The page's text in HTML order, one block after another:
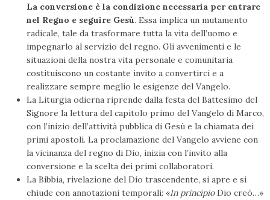
La conversione è la condizione necessaria per entrare
nel Regno e seguire Gesù. Essa implica un mutamento
radicale, tale da trasformare tutta la vita dell’uomo e
impegnarlo al servizio del regno. Gli avvenimenti e le
situazioni della nostra vita personale e comunitaria
costituiscono un costante invito a convertirci e a
realizzare sempre meglio le esigenze del Vangelo.
La Liturgia odierna riprende dalla festa del Battesimo del
Signore la lettura del capitolo primo del Vangelo di Marco,
con l’inizio dell’attività pubblica di Gesù e la chiamata dei
primi apostoli. La proclamazione del Vangelo avviene con
la vicinanza del regno di Dio, inizia con l’invito alla
conversione e la scelta dei primi collaboratori.
La Bibbia, rivelazione del Dio trascendente, si apre e si
chiude con annotazioni temporali: «In principioDio creò…»